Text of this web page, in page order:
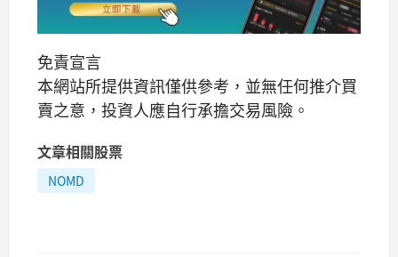
免責宣言
本網站所提供資訊僅供參考，並無任何推介買
賣之意，投資人應自行承擔交易風險。
文章相關股票
NOMD